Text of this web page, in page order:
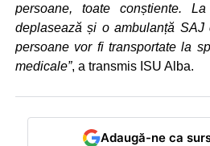
persoane, toate conștiente.
deplasează și o ambulanță
persoane vor fi transportate la
medicale”, a transmis ISU Alba.
Adaugă-ne ca